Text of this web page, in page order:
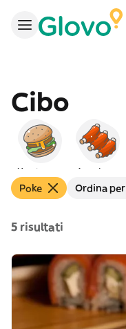
Cibo
Hamburger Americano
Poke Ordina per
5 risultati